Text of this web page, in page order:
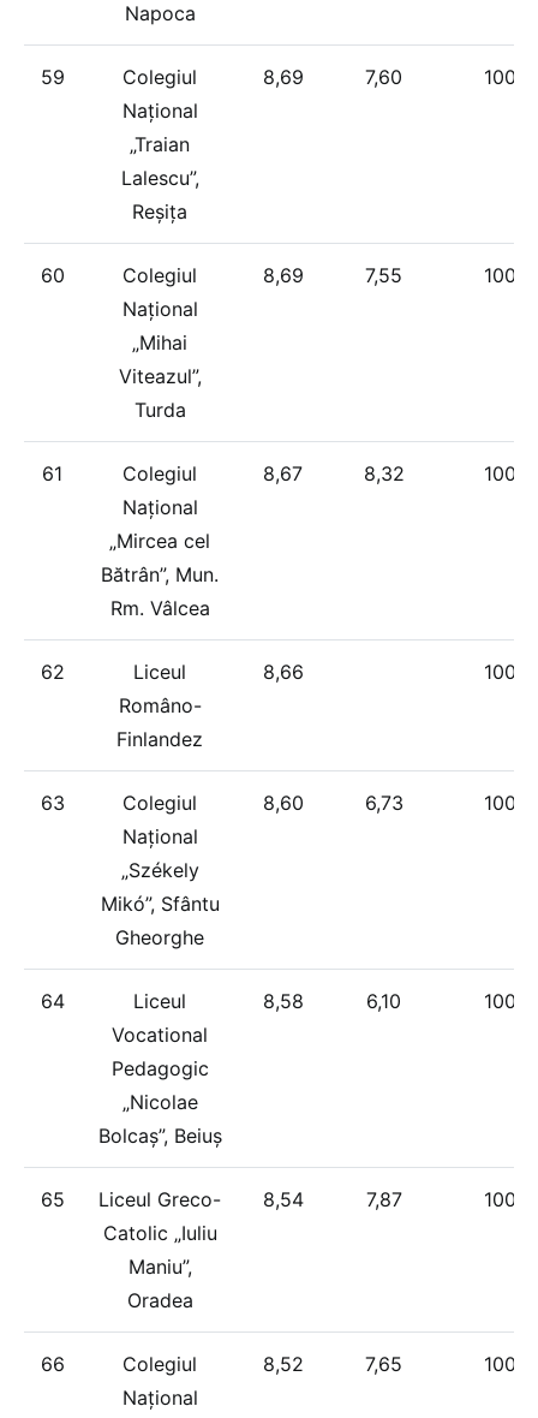
Napoca
59
Colegiul
Național
„Traian
Lalescu”,
Reșița
8,69 7,60 100%
60
Colegiul
Național
„Mihai
Viteazul”,
Turda
8,69 7,55 100%
61
Colegiul
Național
„Mircea cel
Bătrân”, Mun.
Rm. Vâlcea
8,67 8,32 100%
62
Liceul
Româno-
Finlandez
8,66 100%
63
Colegiul
Național
„Székely
Mikó”, Sfântu
Gheorghe
8,60 6,73 100%
64
Liceul
Vocational
Pedagogic
„Nicolae
Bolcaș”, Beiuș
8,58 6,10 100%
65
Liceul Greco-
Catolic „Iuliu
Maniu”,
Oradea
8,54 7,87 100%
66
Colegiul
Național
8,52 7,65 100%